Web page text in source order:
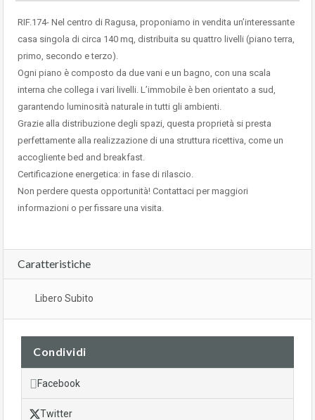
RIF.174- Nel centro di Ragusa, proponiamo in vendita un’interessante
casa singola di circa 140 mq, distribuita su quattro livelli (piano terra,
primo, secondo e terzo).
Ogni piano è composto da due vani e un bagno, con una scala
interna che collega i vari livelli. L’immobile è ben orientato a sud,
garantendo luminosità naturale in tutti gli ambienti.
Grazie alla distribuzione degli spazi, questa proprietà si presta
perfettamente alla realizzazione di una struttura ricettiva, come un
accogliente bed and breakfast.
Certificazione energetica: in fase di rilascio.
Non perdere questa opportunità! Contattaci per maggiori
informazioni o per fissare una visita.
Caratteristiche
Libero Subito
Condividi
Facebook
Twitter